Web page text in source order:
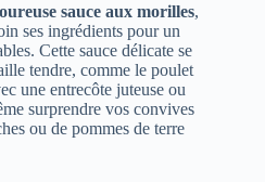
sauce aux morilles,
ses ingrédients pour un
Cette sauce délicate se
tendre, comme le poulet
une entrecôte juteuse ou
surprendre vos convives
ou de pommes de terre